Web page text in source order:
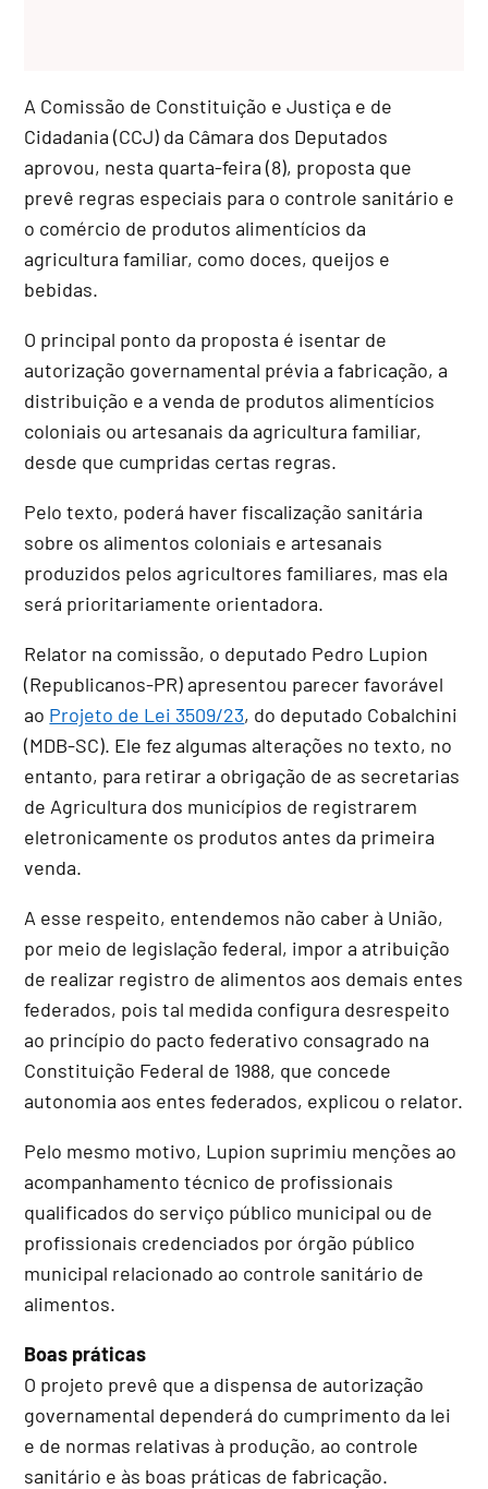
A Comissão de Constituição e Justiça e de
Cidadania (CCJ) da Câmara dos Deputados
aprovou, nesta quarta-feira (8), proposta que
prevê regras especiais para o controle sanitário e
o comércio de produtos alimentícios da
agricultura familiar, como doces, queijos e
bebidas.
O principal ponto da proposta é isentar de
autorização governamental prévia a fabricação, a
distribuição e a venda de produtos alimentícios
coloniais ou artesanais da agricultura familiar,
desde que cumpridas certas regras.
Pelo texto, poderá haver fiscalização sanitária
sobre os alimentos coloniais e artesanais
produzidos pelos agricultores familiares, mas ela
será prioritariamente orientadora.
Relator na comissão, o deputado Pedro Lupion
(Republicanos-PR) apresentou parecer favorável
ao Projeto de Lei 3509/23, do deputado Cobalchini
(MDB-SC). Ele fez algumas alterações no texto, no
entanto, para retirar a obrigação de as secretarias
de Agricultura dos municípios de registrarem
eletronicamente os produtos antes da primeira
venda.
A esse respeito, entendemos não caber à União,
por meio de legislação federal, impor a atribuição
de realizar registro de alimentos aos demais entes
federados, pois tal medida configura desrespeito
ao princípio do pacto federativo consagrado na
Constituição Federal de 1988, que concede
autonomia aos entes federados, explicou o relator.
Pelo mesmo motivo, Lupion suprimiu menções ao
acompanhamento técnico de profissionais
qualificados do serviço público municipal ou de
profissionais credenciados por órgão público
municipal relacionado ao controle sanitário de
alimentos.
Boas práticas
O projeto prevê que a dispensa de autorização
governamental dependerá do cumprimento da lei
e de normas relativas à produção, ao controle
sanitário e às boas práticas de fabricação.